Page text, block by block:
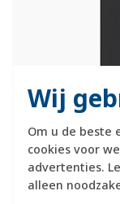
Wij
Om u de beste
cookies voor
advertenties.
alleen
Hager Berker
opdruk 0-1.
WDE3862.
A.1/A.8/C.1/C.8,
informatie »